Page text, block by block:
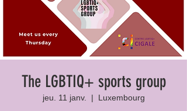
The LGBTIQ+ sports group
jeu. 11 janv.
  |
Luxembourg